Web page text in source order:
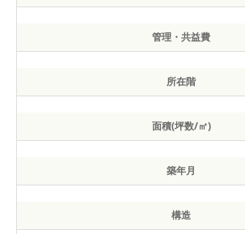
管理・共益費
所在階
面積(坪数/㎡)
築年月
構造